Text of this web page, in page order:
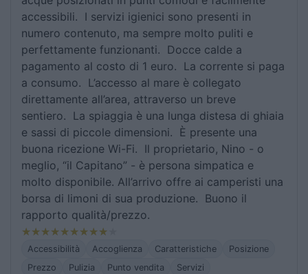
accessibili. I servizi igienici sono presenti in
numero contenuto, ma sempre molto puliti e
perfettamente funzionanti. Docce calde a
pagamento al costo di 1 euro. La corrente si paga
a consumo. L’accesso al mare è collegato
direttamente all’area, attraverso un breve
sentiero. La spiaggia è una lunga distesa di ghiaia
e sassi di piccole dimensioni. È presente una
buona ricezione Wi-Fi. Il proprietario, Nino - o
meglio, “il Capitano” - è persona simpatica e
molto disponibile. All’arrivo offre ai camperisti una
borsa di limoni di sua produzione. Buono il
rapporto qualità/prezzo.
Accessibilità Accoglienza Caratteristiche
Posizione
Prezzo
Pulizia Punto vendita Servizi